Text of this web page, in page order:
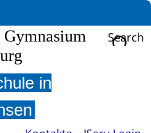
Search
in